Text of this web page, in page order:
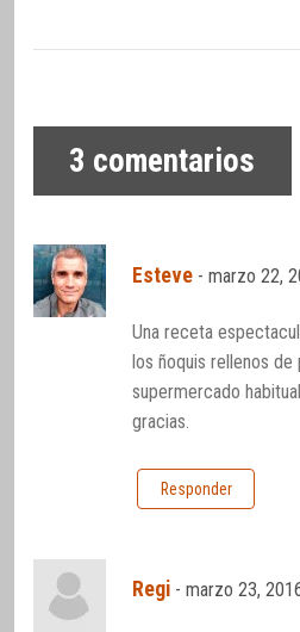
3 comentarios
Esteve -marzo 22,
Una receta
los ñoquis rellenos de
supermercado
gracias.
Responder
Regi -marzo 23,